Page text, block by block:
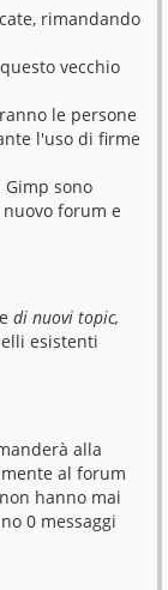
rimandando
vecchio
le persone
l'uso di firme
Gimp sono
forum e
di nuovi topic,
esistenti
alla
al forum
hanno mai
0 messaggi